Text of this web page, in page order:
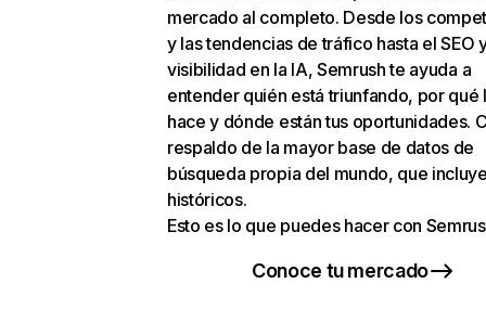
mercado al completo. Desde los
y las tendencias de tráfico hasta el SEO
visibilidad en la IA, Semrush te ayuda a
entender quién está triunfando, por qué
hace y dónde están tus oportunidades.
respaldo de la mayor base de datos de
búsqueda propia del mundo, que
históricos.
Esto es lo que puedes hacer con
Conoce tu mercado